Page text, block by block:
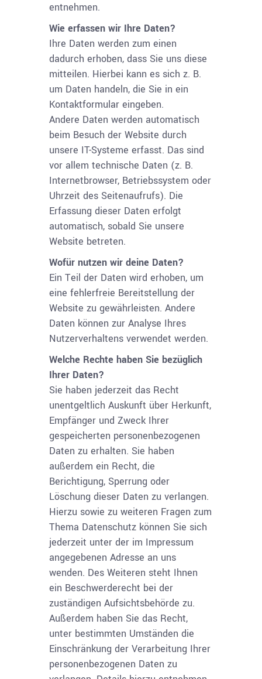
entnehmen.
Wie erfassen wir Ihre Daten?
Ihre Daten werden zum einen
dadurch erhoben, dass Sie uns diese
mitteilen. Hierbei kann es sich z. B.
um Daten handeln, die Sie in ein
Kontaktformular eingeben.
Andere Daten werden automatisch
beim Besuch der Website durch
unsere IT-Systeme erfasst. Das sind
vor allem technische Daten (z. B.
Internetbrowser, Betriebssystem oder
Uhrzeit des Seitenaufrufs). Die
Erfassung dieser Daten erfolgt
automatisch, sobald Sie unsere
Website betreten.
Wofür nutzen wir deine Daten?
Ein Teil der Daten wird erhoben, um
eine fehlerfreie Bereitstellung der
Website zu gewährleisten. Andere
Daten können zur Analyse Ihres
Nutzerverhaltens verwendet werden.
Welche Rechte haben Sie bezüglich
Ihrer Daten?
Sie haben jederzeit das Recht
unentgeltlich Auskunft über Herkunft,
Empfänger und Zweck Ihrer
gespeicherten personenbezogenen
Daten zu erhalten. Sie haben
außerdem ein Recht, die
Berichtigung, Sperrung oder
Löschung dieser Daten zu verlangen.
Hierzu sowie zu weiteren Fragen zum
Thema Datenschutz können Sie sich
jederzeit unter der im Impressum
angegebenen Adresse an uns
wenden. Des Weiteren steht Ihnen
ein Beschwerderecht bei der
zuständigen Aufsichtsbehörde zu.
Außerdem haben Sie das Recht,
unter bestimmten Umständen die
Einschränkung der Verarbeitung Ihrer
personenbezogenen Daten zu